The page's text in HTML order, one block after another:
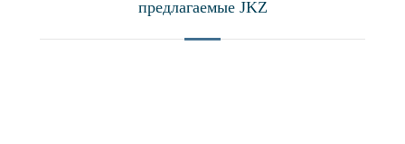
предлагаемые JKZ